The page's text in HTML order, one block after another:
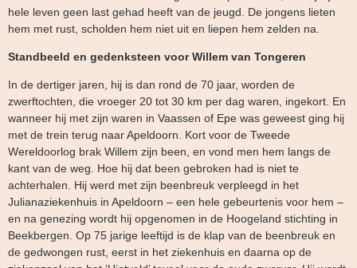
hele leven geen last gehad heeft van de jeugd. De jongens lieten
hem met rust, scholden hem niet uit en liepen hem zelden na.
Standbeeld en gedenksteen voor Willem van Tongeren
In de dertiger jaren, hij is dan rond de 70 jaar, worden de
zwerftochten, die vroeger 20 tot 30 km per dag waren, ingekort. En
wanneer hij met zijn waren in Vaassen of Epe was geweest ging hij
met de trein terug naar Apeldoorn. Kort voor de Tweede
Wereldoorlog brak Willem zijn been, en vond men hem langs de
kant van de weg. Hoe hij dat been gebroken had is niet te
achterhalen. Hij werd met zijn beenbreuk verpleegd in het
Julianaziekenhuis in Apeldoorn – een hele gebeurtenis voor hem –
en na genezing wordt hij opgenomen in de Hoogeland stichting in
Beekbergen. Op 75 jarige leeftijd is de klap van de beenbreuk en
de gedwongen rust, eerst in het ziekenhuis en daarna op de